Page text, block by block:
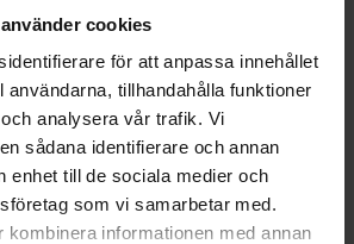
cookies
för att anpassa innehållet
användarna, tillhandahålla funktioner
analysera vår trafik. Vi
sådana identifierare och annan
enhet till de sociala medier och
som vi samarbetar med.
kombinera informationen med annan
Får vi föreslå
köpte också